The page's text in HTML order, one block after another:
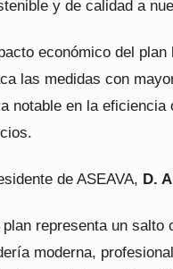
y de calidad a
económico del
las medidas con
notable en la
de ASEAVA, D.
plan representa un salto
moderna,